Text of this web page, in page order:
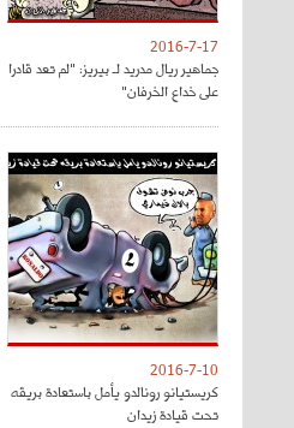
2016-7-17
جماهير ريال مدريد لـ بيريز: "لم تعد قادرا
على خداع الخرفان"
2016-7-10
كريستيانو رونالدو يأمل باستعادة بريقه
تحت قيادة زيدان